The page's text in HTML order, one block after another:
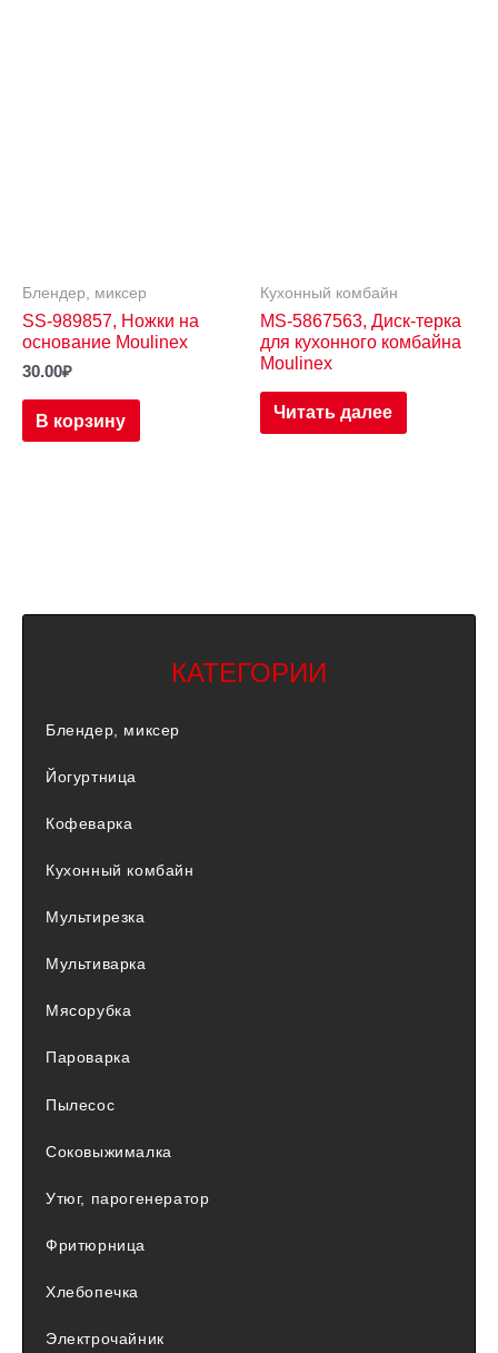
Блендер, миксер
SS-989857, Ножки на
основание Moulinex
30.00₽
В корзину
Кухонный комбайн
MS-5867563, Диск-терка
для кухонного комбайна
Moulinex
Читать далее
КАТЕГОРИИ
Блендер, миксер
Йогуртница
Кофеварка
Кухонный комбайн
Мультирезка
Мультиварка
Мясорубка
Пароварка
Пылесос
Соковыжималка
Утюг, парогенератор
Фритюрница
Хлебопечка
Электрочайник